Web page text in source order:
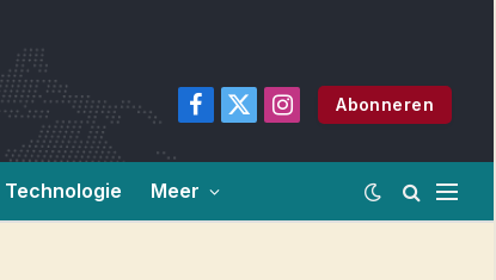
Facebook
X
Instagram
Abonneren
Technologie Meer